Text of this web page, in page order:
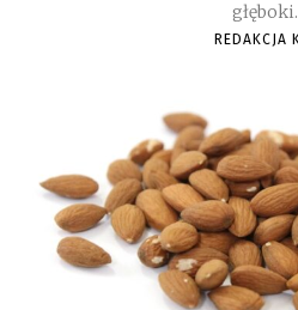
REDAKCJA